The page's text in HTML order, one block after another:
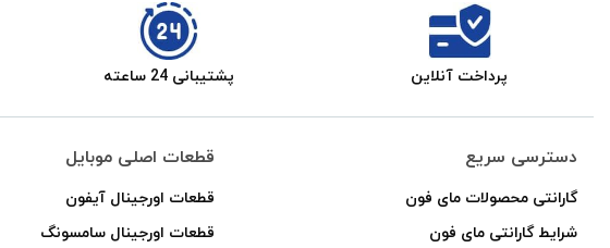
پرداخت آنلاین پشتیبانی 24 ساعته
دسترسی سریع
گارانتی محصولات مای فون
شرایط گارانتی مای فون
قطعات اصلی موبایل
قطعات اورجینال آیفون
قطعات اورجینال سامسونگ